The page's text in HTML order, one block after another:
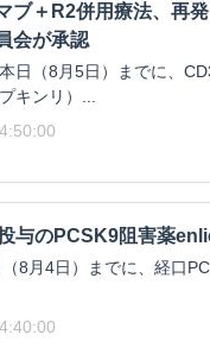
ブ＋R2併用療法、再
会が承認
日（8月5日）までに、
キンリ）...
与のPCSK9阻害薬
8月4日）までに、経口